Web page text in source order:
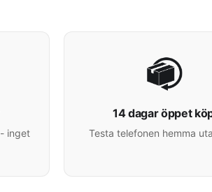
inget
14 dagar öppet
Testa telefonen hemma